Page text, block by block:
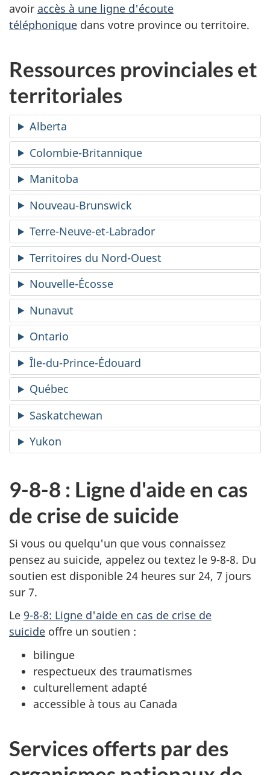
avoir accès à une ligne d'écoute
téléphonique dans votre province ou territoire.
Ressources provinciales et
territoriales
Alberta
Colombie-Britannique
Manitoba
Nouveau-Brunswick
Terre-Neuve-et-Labrador
Territoires du Nord-Ouest
Nouvelle-Écosse
Nunavut
Ontario
Île-du-Prince-Édouard
Québec
Saskatchewan
Yukon
9-8-8 : Ligne d'aide en cas
de crise de suicide
Si vous ou quelqu'un que vous connaissez
pensez au suicide, appelez ou textez le 9-8-8. Du
soutien est disponible 24 heures sur 24, 7 jours
sur 7.
Le 9-8-8: Ligne d'aide en cas de crise de
suicide offre un soutien :
bilingue
respectueux des traumatismes
culturellement adapté
accessible à tous au Canada
Services offerts par des